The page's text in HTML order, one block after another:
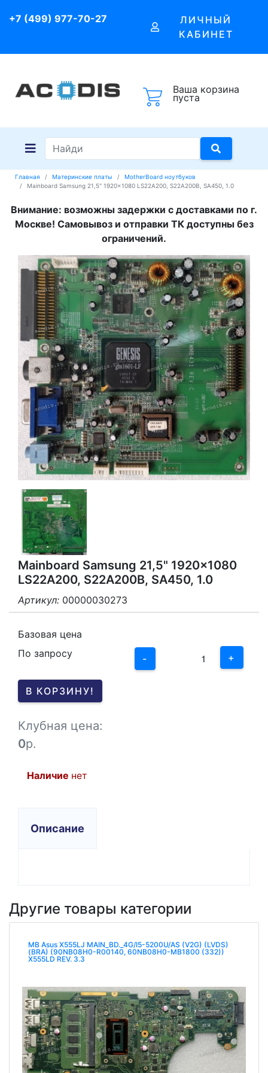
+7 (499) 977-70-27
ЛИЧНЫЙ
КАБИНЕТ
Ваша корзина
пуста
Главная Материнские платы
MotherBoard ноутбуков
Mainboard Samsung 21,5" 1920x1080 LS22A200, S22A200B, SA450, 1.0
Внимание: возможны задержки с доставками по г.
Москве! Самовывоз и отправки ТК доступны без
ограничений.
Mainboard Samsung 21,5" 1920x1080
LS22A200, S22A200B, SA450, 1.0
Артикул: 00000030273
Базовая цена
По запросу
-
3
1
+
В КОРЗИНУ!
Клубная цена:
0р.
Наличие нет
Описание
Другие товары категории
MB Asus X555LJ MAIN_BD._4G/I5-5200U/AS (V2G) (LVDS)
(BRA) (90NB08H0-R00140, 60NB08H0-MB1800 (332))
X555LD REV. 3.3